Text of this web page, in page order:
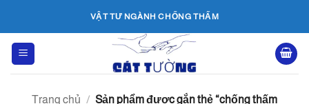
nội
dung
VẬT TƯ NGÀNH CHỐNG THẤM
Trang chủ / Sản phẩm được gắn thẻ “chống thấm